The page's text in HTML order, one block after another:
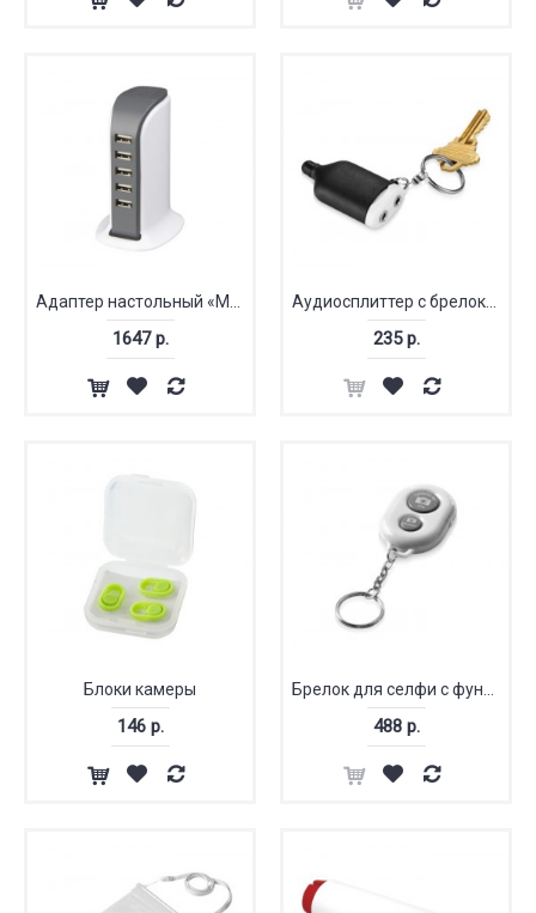
Адаптер настольный «Marvel»
1647 р.
Аудиосплиттер с брелоком и стилусом «2 в 1»
235 р.
Блоки камеры
146 р.
Брелок для селфи с функцией Bluetooth®
488 р.